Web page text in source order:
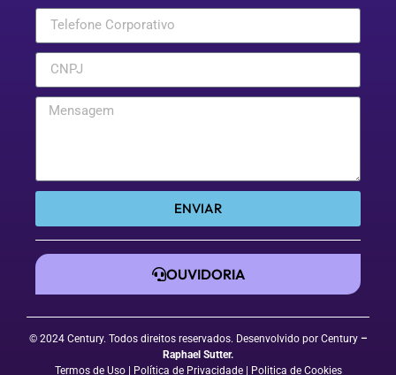
ENVIAR
OUVIDORIA
© 2024 Century. Todos direitos reservados. Desenvolvido por Century –
Raphael Sutter.
Termos de Uso | Política de Privacidade| Politica de Cookies